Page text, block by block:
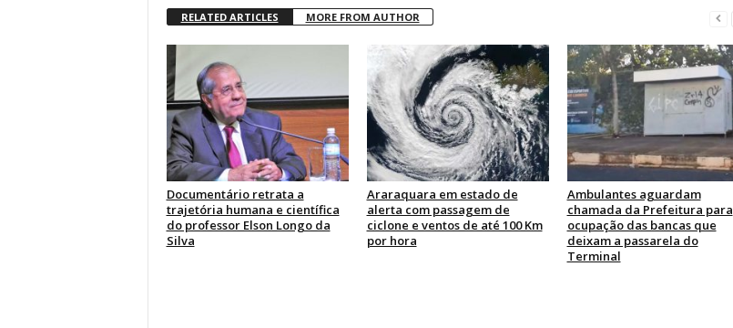
RELATED ARTICLES MORE FROM AUTHOR
Documentário retrata a
trajetória humana e científica
do professor Elson Longo da
Silva
Araraquara em estado de
alerta com passagem de
ciclone e ventos de até 100 Km
por hora
Ambulantes aguardam
chamada da Prefeitura para
ocupação das bancas que
deixam a passarela do
Terminal